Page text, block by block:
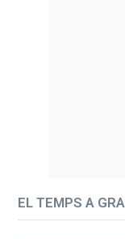
EL TEMPS A